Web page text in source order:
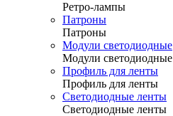
Ретро-лампы
Патроны
Патроны
Модули светодиодные
Модули светодиодные
Профиль для ленты
Профиль для ленты
Светодиодные ленты
Светодиодные ленты